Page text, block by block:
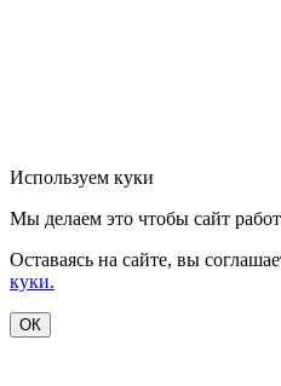
Используем куки
Мы делаем это чтобы сайт
Оставаясь на сайте, вы
куки.
ОК